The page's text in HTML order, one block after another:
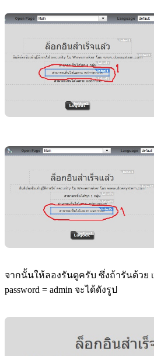
จากนั้นให้ลองรันดูครับ ซึ่งถ้ารันด้วย
password = admin จะได้ดังรูป